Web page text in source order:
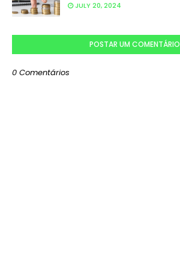
JULY 20, 2024
POSTAR UM COMENTÁRIO
0 Comentários